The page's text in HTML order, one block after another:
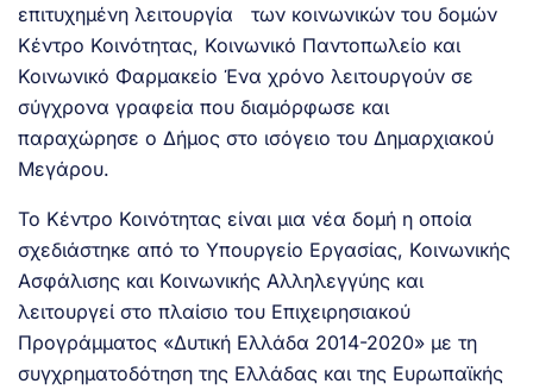
επιτυχημένη λειτουργία των κοινωνικών του δομών
Κέντρο Κοινότητας, Κοινωνικό Παντοπωλείο και
Κοινωνικό Φαρμακείο Ένα χρόνο λειτουργούν σε
σύγχρονα γραφεία που διαμόρφωσε και
παραχώρησε ο Δήμος στο ισόγειο του Δημαρχιακού
Μεγάρου.
Το Κέντρο Κοινότητας είναι μια νέα δομή η οποία
σχεδιάστηκε από το Υπουργείο Εργασίας, Κοινωνικής
Ασφάλισης και Κοινωνικής Αλληλεγγύης και
λειτουργεί στο πλαίσιο του Επιχειρησιακού
Προγράμματος «Δυτική Ελλάδα 2014-2020» με τη
συγχρηματοδότηση της Ελλάδας και της Ευρωπαϊκής